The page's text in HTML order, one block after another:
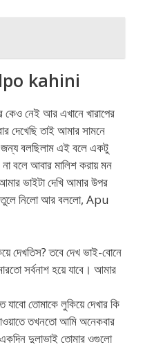
kahini
নেই আর এখানে খারাপের
তাই আমার সামনে
বলছিলাম এই বলে একটু
বলে আবার মালিশ করায় মন
ভাইটা দেখি আমার উপর
তুলে নিলো আর বললো, Apu
দেখতিস? তবে দেখ ভাই-বোনে
সর্বনাশ হয়ে যাবে। আমার
তোমাকে লুকিয়ে দেখার কি
তখনতো আমি অনেকবার
দুলাভাই তোমার ওগুলো